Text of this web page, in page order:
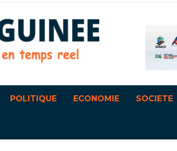
POLITIQUE ECONOMIE SOCIETE